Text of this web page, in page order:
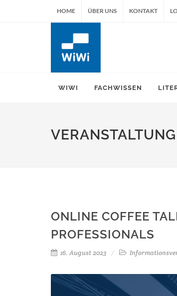
HOME ÜBER UNS KONTAKT
WIWI FACHWISSEN
ONLINE COFFEE
PROFESSIONALS
16. August 2023